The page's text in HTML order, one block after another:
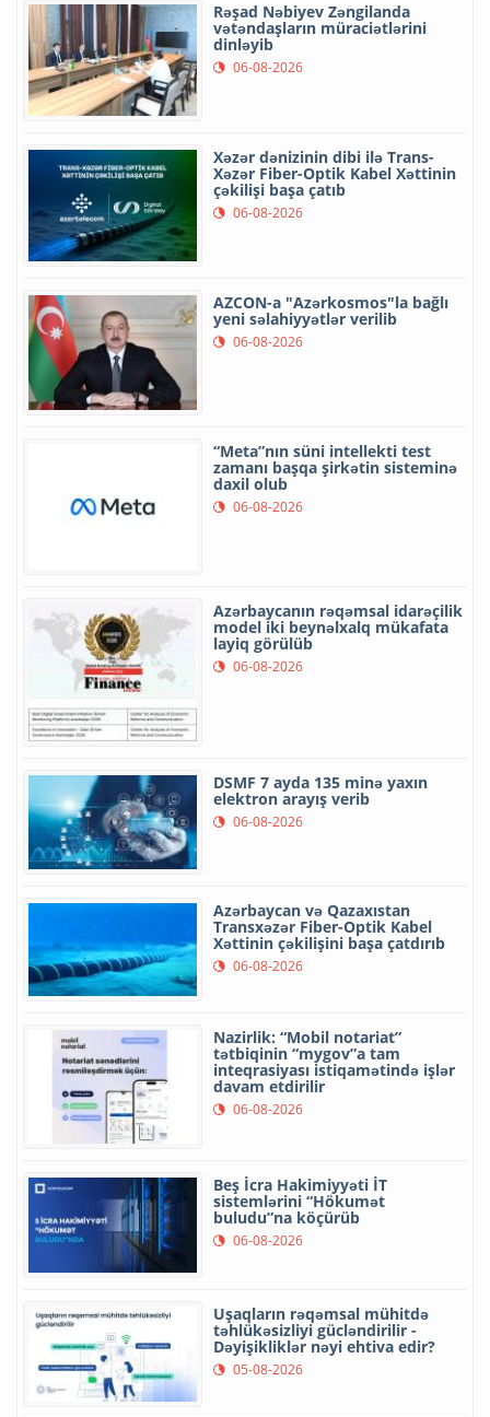
Rəşad Nəbiyev Zəngilanda
vətəndaşların müraciətlərini
dinləyib
06-08-2026
Xəzər dənizinin dibi ilə Trans-
Xəzər Fiber-Optik Kabel Xəttinin
çəkilişi başa çatıb
06-08-2026
AZCON-a "Azərkosmos"la bağlı
yeni səlahiyyətlər verilib
06-08-2026
“Meta”nın süni intellekti test
zamanı başqa şirkətin sisteminə
daxil olub
06-08-2026
Azərbaycanın rəqəmsal idarəçilik
model iki beynəlxalq mükafata
layiq görülüb
06-08-2026
DSMF 7 ayda 135 minə yaxın
elektron arayış verib
06-08-2026
Azərbaycan və Qazaxıstan
Transxəzər Fiber-Optik Kabel
Xəttinin çəkilişini başa çatdırıb
06-08-2026
Nazirlik: “Mobil notariat”
tətbiqinin “mygov”a tam
inteqrasiyası istiqamətində işlər
davam etdirilir
06-08-2026
Beş İcra Hakimiyyəti İT
sistemlərini “Hökumət
buludu”na köçürüb
06-08-2026
Uşaqların rəqəmsal mühitdə
təhlükəsizliyi gücləndirilir -
Dəyişikliklər nəyi ehtiva edir?
05-08-2026